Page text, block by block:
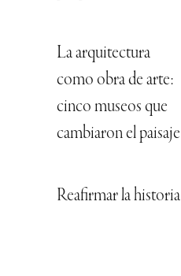
La arquitectura
como obra de arte:
cinco museos que
cambiaron el paisaje
Reafirmar la historia